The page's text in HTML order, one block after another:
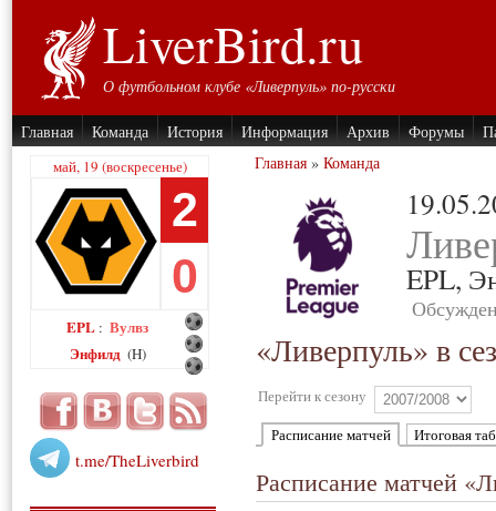
LiverBird.ru
О футбольном клубе «Ливерпуль» по-русски
Главная Команда История Информация Архив Форумы
май, 19 (воскресенье)
2
0
EPL : Вулвз
Энфилд (H)
t.me/TheLiverbird
Главная » Команда
EPL,
«Ливерпуль» в
Перейти к сезону
Расписание матчей
Итоговая
Расписание матчей